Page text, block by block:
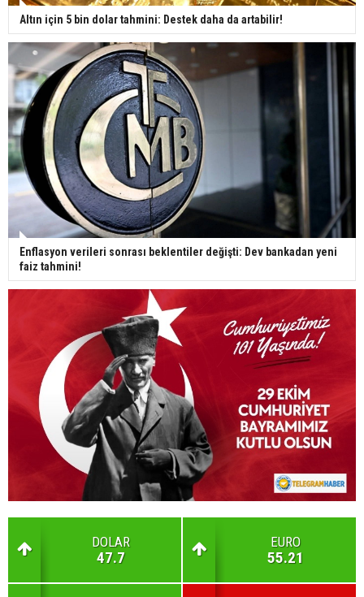
Altın için 5 bin dolar tahmini: Destek daha da artabilir!
Enflasyon verileri sonrası beklentiler değişti: Dev bankadan yeni
faiz tahmini!
DOLAR
47.7
EURO
55.21